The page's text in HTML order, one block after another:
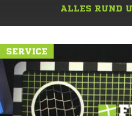
ALLES RUND
SERVICE